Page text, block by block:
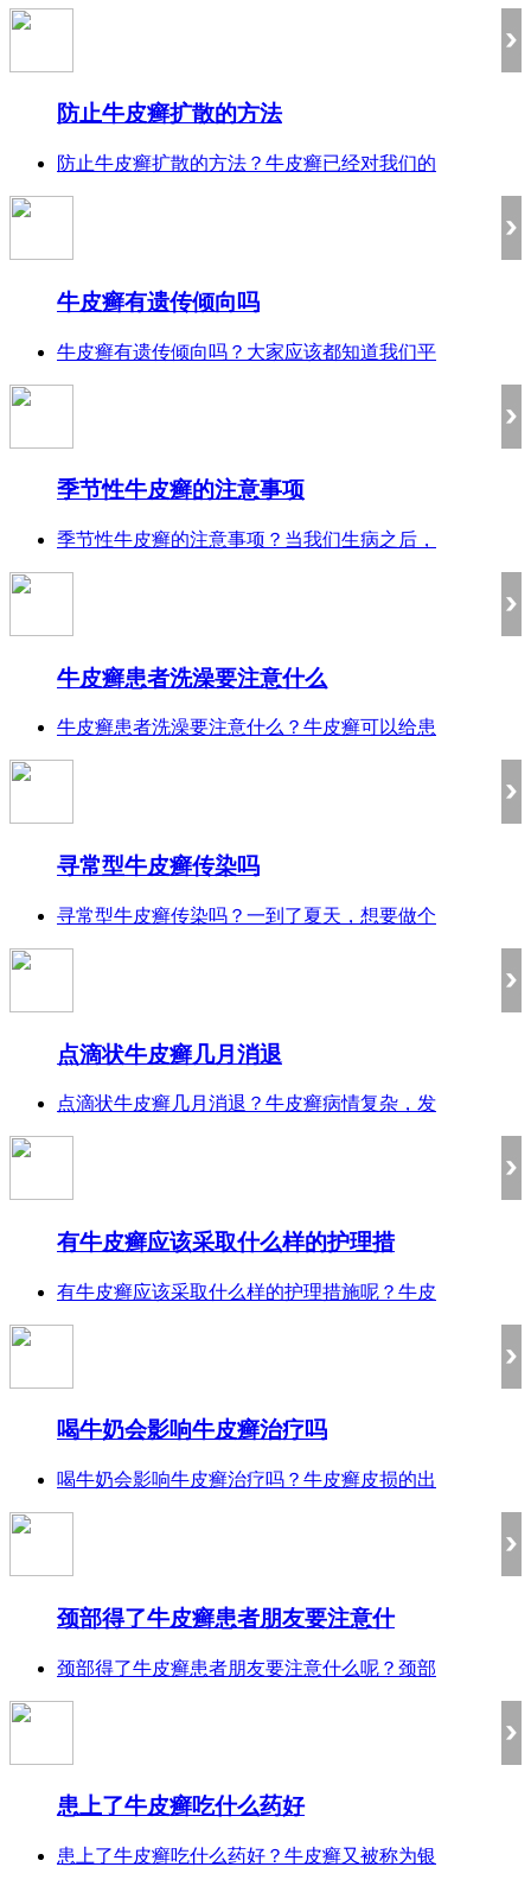
防止牛皮癣扩散的方法
防止牛皮癣扩散的方法？牛皮癣已经对我们的
牛皮癣有遗传倾向吗
牛皮癣有遗传倾向吗？大家应该都知道我们平
季节性牛皮癣的注意事项
季节性牛皮癣的注意事项？当我们生病之后，
牛皮癣患者洗澡要注意什么
牛皮癣患者洗澡要注意什么？牛皮癣可以给患
寻常型牛皮癣传染吗
寻常型牛皮癣传染吗？一到了夏天，想要做个
点滴状牛皮癣几月消退
点滴状牛皮癣几月消退？牛皮癣病情复杂，发
有牛皮癣应该采取什么样的护理措
有牛皮癣应该采取什么样的护理措施呢？牛皮
喝牛奶会影响牛皮癣治疗吗
喝牛奶会影响牛皮癣治疗吗？牛皮癣皮损的出
颈部得了牛皮癣患者朋友要注意什
颈部得了牛皮癣患者朋友要注意什么呢？颈部
患上了牛皮癣吃什么药好
患上了牛皮癣吃什么药好？牛皮癣又被称为银